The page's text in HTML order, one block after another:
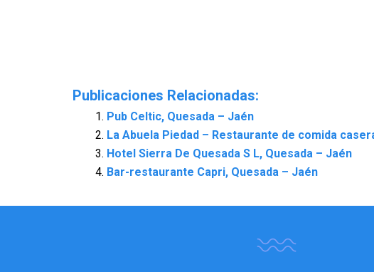
Publicaciones Relacionadas:
Pub Celtic, Quesada – Jaén
La Abuela Piedad – Restaurante de comida
Hotel Sierra De Quesada S L, Quesada – Jaén
Bar-restaurante Capri, Quesada – Jaén